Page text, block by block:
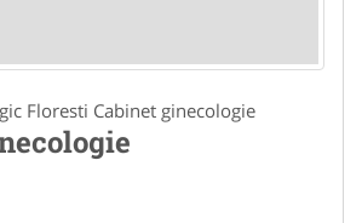
Floresti Cabinet ginecologie